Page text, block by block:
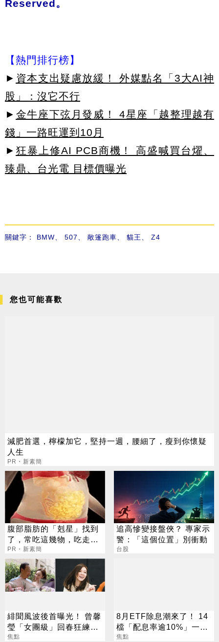
Reserved。
【熱門排行榜】
► 資本支出疑慮放緩！ 外媒點名「3大AI神
股」：沒它不行
► 金牛座下弦月發威！ 4星座「越整理越有
錢」一路旺運到10月
► 狂暴上修AI PCB商機！ 高盛喊買台燿、
臻鼎、台光電 目標價曝光
關鍵字： BMW 507 敞篷跑車 貓王 Z4
您也可能喜歡
減肥首選，檸檬加它，堅持一週，腰細了，瘦到你懷疑
人生
PR・新素簡
腹部脂肪的「剋星」找到
了，常吃這幾物，吃走大
肚囊，瘦出小蠻腰
PR・新素簡
追高慘變接盤俠？ 專家示
警：「這個位置」別衝動
台股
緋聞風波後首曝光！ 曾馨
瑩「女團級」回春狂練舞
郭董獨自公園散步
焦點
8月ETF除息潮來了！ 14
檔「配息率逾10%」一次
看
焦點